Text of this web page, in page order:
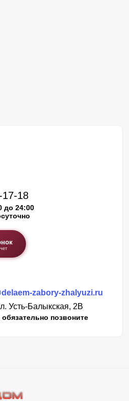
17-18
до 24:00
zabory-zhalyuzi.ru
Усть-Балыкская, 2В
позвоните